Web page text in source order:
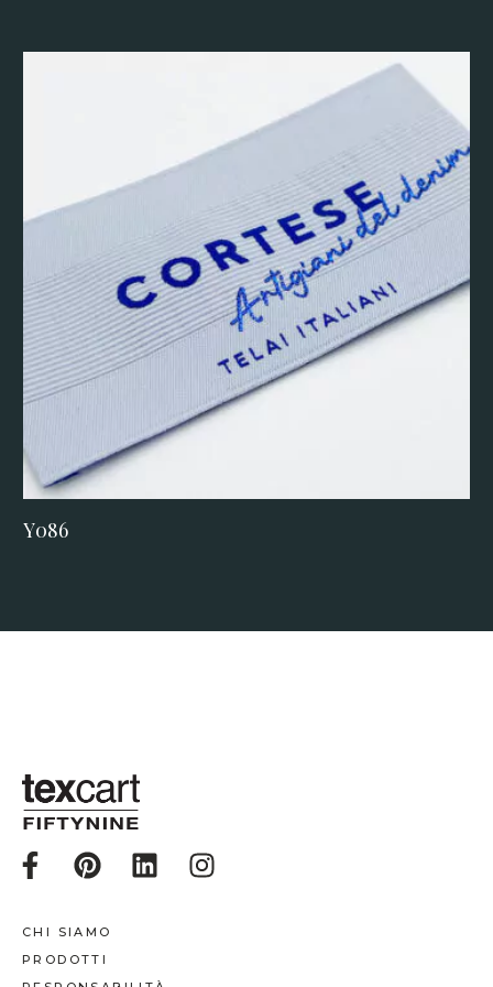
Y086
CHI SIAMO
PRODOTTI